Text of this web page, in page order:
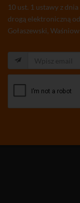
10 ust. 1 ustawy z
drogą elektroniczną
Gołaszewski,